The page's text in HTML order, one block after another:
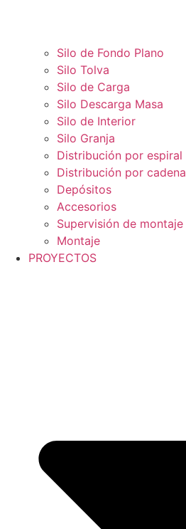
Silo de Fondo Plano
Silo Tolva
Silo de Carga
Silo Descarga Masa
Silo de Interior
Silo Granja
Distribución por espiral
Distribución por cadena
Depósitos
Accesorios
Supervisión de montaje
Montaje
PROYECTOS